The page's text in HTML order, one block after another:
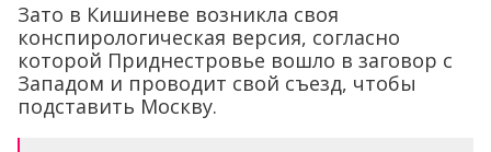
Зато в Кишиневе возникла своя
конспирологическая версия, согласно
которой Приднестровье вошло в заговор с
Западом и проводит свой съезд, чтобы
подставить Москву.